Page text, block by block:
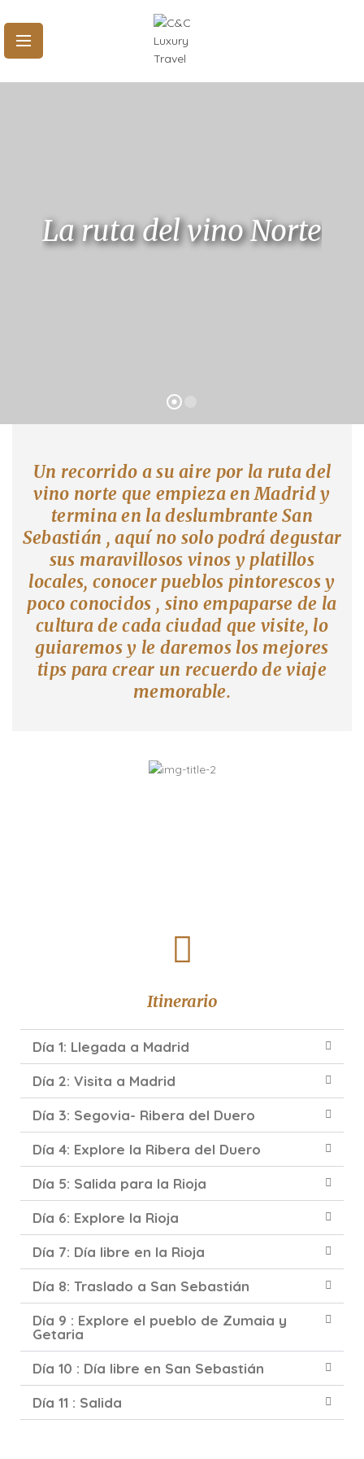
La ruta del vino Norte
Un recorrido a su aire por la ruta del
vino norte que empieza en Madrid y
termina en la deslumbrante San
Sebastián , aquí no solo podrá degustar
sus maravillosos vinos y platillos
locales, conocer pueblos pintorescos y
poco conocidos , sino empaparse de la
cultura de cada ciudad que visite, lo
guiaremos y le daremos los mejores
tips para crear un recuerdo de viaje
memorable.
Itinerario
Día 1: Llegada a Madrid
Día 2: Visita a Madrid
Día 3: Segovia- Ribera del Duero
Día 4: Explore la Ribera del Duero
Día 5: Salida para la Rioja
Día 6: Explore la Rioja
Día 7: Día libre en la Rioja
Día 8: Traslado a San Sebastián
Día 9 : Explore el pueblo de Zumaia y
Getaria
Día 10 : Día libre en San Sebastián
Día 11 : Salida